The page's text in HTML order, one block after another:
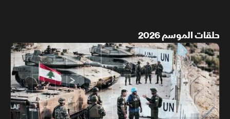
حلقات الموسم 2026